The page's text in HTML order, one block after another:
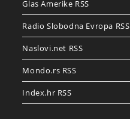
Glas Amerike RSS
Radio Slobodna Evropa RSS
Naslovi.net RSS
Mondo.rs RSS
Index.hr RSS